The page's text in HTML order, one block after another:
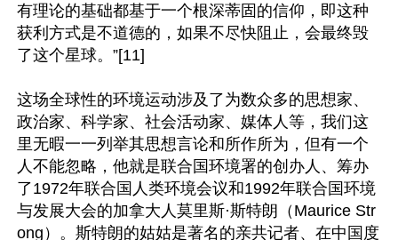
有理论的基础都基于一个根深蒂固的信仰，即这种
获利方式是不道德的，如果不尽快阻止，会最终毁
了这个星球。”[11]
这场全球性的环境运动涉及了为数众多的思想家、
政治家、科学家、社会活动家、媒体人等，我们这
里无暇一一列举其思想言论和所作所为，但有一个
人不能忽略，他就是联合国环境署的创办人、筹办
了1972年联合国人类环境会议和1992年联合国环境
与发展大会的加拿大人莫里斯·斯特朗（Maurice Str
ong）。斯特朗的姑姑是著名的亲共记者、在中国度